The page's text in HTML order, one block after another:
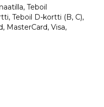
Teboil
Teboil D-kortti (B, C),
MasterCard, Visa,